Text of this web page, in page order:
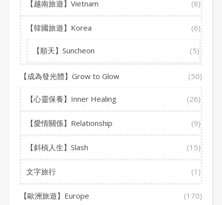
【越南旅遊】Vietnam (8)
【韓國旅遊】Korea (6)
【順天】Suncheon (5)
【成為發光體】Grow to Glow (50)
【心靈保養】Inner Healing (26)
【愛情關係】Relationship (9)
【斜槓人生】Slash (15)
文字旅行 (1)
【歐洲旅遊】Europe (170)